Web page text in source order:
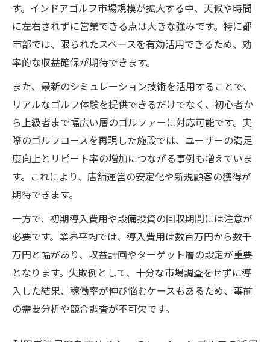
す。インドアゴルフ市場規模が拡大する中、天候や時間
に左右されずに営業できる点は大きな強みです。特に都
市部では、限られたスペースを有効活用できるため、効
率的な収益確保が期待できます。
また、最新のシミュレーション技術を活用することで、
リアルなゴルフ体験を提供できるだけでなく、初心者か
ら上級者まで幅広い層のゴルファーに対応可能です。実
際のゴルフコースを再現した施設では、ユーザーの満足
度向上とリピート率の増加につながる事例も増えていま
す。これにより、店舗運営の安定化や新規顧客の獲得が
期待できます。
一方で、初期導入費用や設備投資の回収期間には注意が
必要です。業界平均では、導入費用は数百万円から数千
万円と幅があり、収益計画やターゲット層の設定が重要
となります。失敗例として、十分な市場調査をせずに導
入した結果、稼働率が伸び悩むケースもあるため、事前
の需要分析や競合調査が不可欠です。